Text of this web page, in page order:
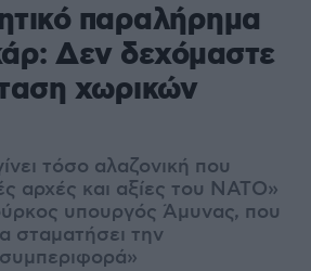
παραλήρημα
Δεν δεχόμαστε
χωρικών
τόσο αλαζονική που
αρχές και αξίες του ΝΑΤΟ»
υπουργός Άμυνας, που
σταματήσει την